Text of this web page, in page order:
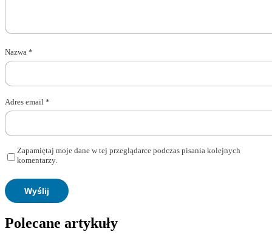
Nazwa *
Adres email *
Zapamiętaj moje dane w tej przeglądarce podczas pisania kolejnych
komentarzy.
Polecane artykuły